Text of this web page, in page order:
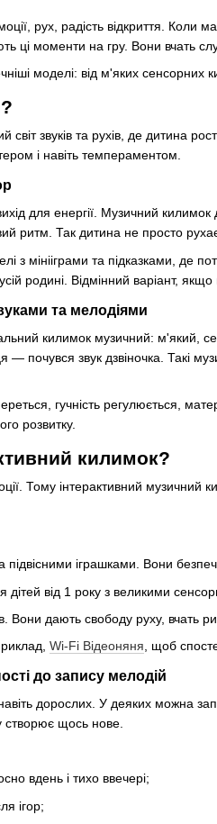
рух, радість відкриття. Коли
ці моменти на гру. Вони вчать
моделі: від м'яких сенсорних
звуків та рухів, де дитина
і навіть темпераментом.
для енергії. Музичний
ритм. Так дитина не просто
з мінііграми та підказками,
родині. Відмінний варіант,
та мелодіями
килимок музичний: м'який,
— почувся звук дзвіночка. Такі
гучність регулюється,
розвитку.
килимок?
Тому інтерактивний музичний
іграшками. Вони
від 1 року з великими
Вони дають свободу руху, вчать
Wi-Fi Відеоняня, щоб
до запису мелодій
дорослих. У деяких можна
створює щось нове.
вдень і тихо ввечері;
ігор;